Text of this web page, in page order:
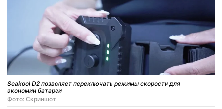
Seakool D2 позволяет переключать режимы скорости для
экономии батареи
Фото: Скриншот